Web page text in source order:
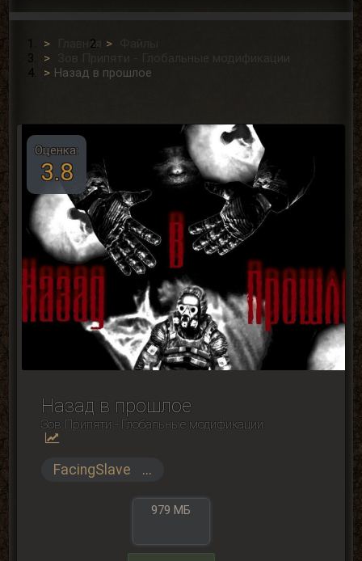
Главная
Файлы
Зов Припяти - Глобальные модификации
Назад в прошлое
Оценка:
3.8
Назад в прошлое
Зов Припяти - Глобальные модификации
FacingSlave ...
979 МБ